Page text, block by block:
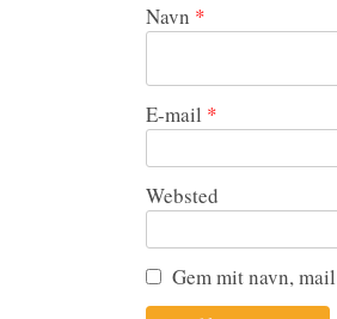
Navn *
E-mail *
Websted
Gem mit navn,